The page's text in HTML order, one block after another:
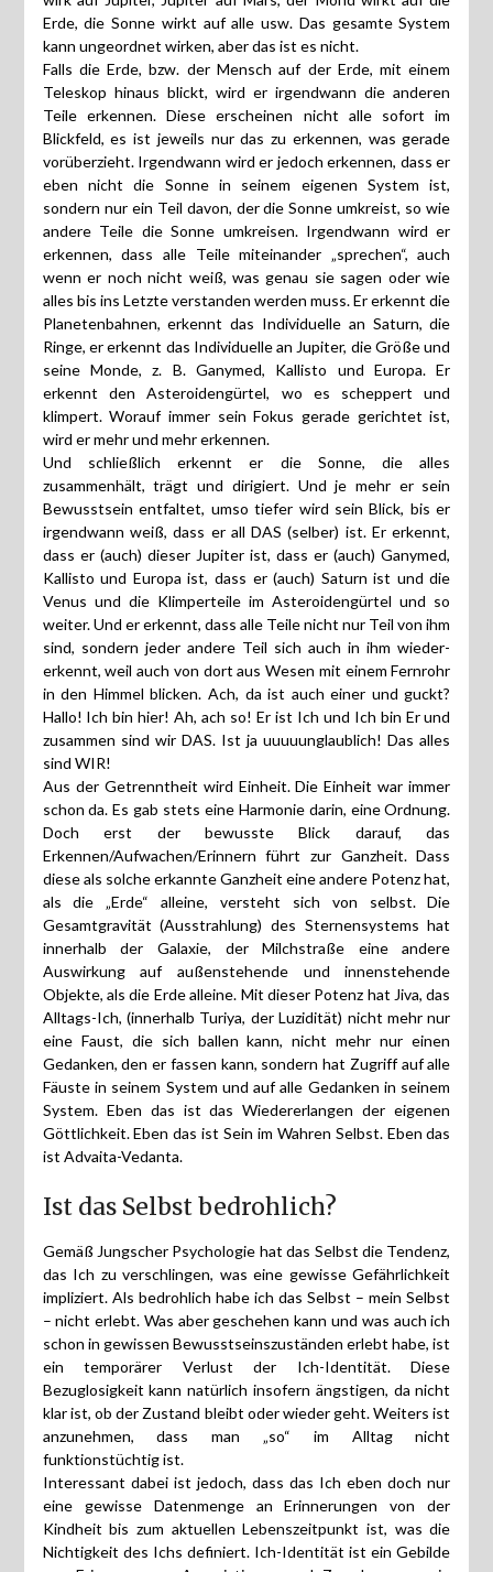
Erde, die Sonne wirkt auf alle usw. Das gesamte System
kann ungeordnet wirken, aber das ist es nicht.
Falls die Erde, bzw. der Mensch auf der Erde, mit einem
Teleskop hinaus blickt, wird er irgendwann die anderen
Teile erkennen. Diese erscheinen nicht alle sofort im
Blickfeld, es ist jeweils nur das zu erkennen, was gerade
vorüberzieht. Irgendwann wird er jedoch erkennen, dass er
eben nicht die Sonne in seinem eigenen System ist,
sondern nur ein Teil davon, der die Sonne umkreist, so wie
andere Teile die Sonne umkreisen. Irgendwann wird er
erkennen, dass alle Teile miteinander „sprechen“, auch
wenn er noch nicht weiß, was genau sie sagen oder wie
alles bis ins Letzte verstanden werden muss. Er erkennt die
Planetenbahnen, erkennt das Individuelle an Saturn, die
Ringe, er erkennt das Individuelle an Jupiter, die Größe und
seine Monde, z. B. Ganymed, Kallisto und Europa. Er
erkennt den Asteroidengürtel, wo es scheppert und
klimpert. Worauf immer sein Fokus gerade gerichtet ist,
wird er mehr und mehr erkennen.
Und schließlich erkennt er die Sonne, die alles
zusammenhält, trägt und dirigiert. Und je mehr er sein
Bewusstsein entfaltet, umso tiefer wird sein Blick, bis er
irgendwann weiß, dass er all DAS (selber) ist. Er erkennt,
dass er (auch) dieser Jupiter ist, dass er (auch) Ganymed,
Kallisto und Europa ist, dass er (auch) Saturn ist und die
Venus und die Klimperteile im Asteroidengürtel und so
weiter. Und er erkennt, dass alle Teile nicht nur Teil von ihm
sind, sondern jeder andere Teil sich auch in ihm wieder-
erkennt, weil auch von dort aus Wesen mit einem Fernrohr
in den Himmel blicken. Ach, da ist auch einer und guckt?
Hallo! Ich bin hier! Ah, ach so! Er ist Ich und Ich bin Er und
zusammen sind wir DAS. Ist ja uuuuunglaublich! Das alles
sind WIR!
Aus der Getrenntheit wird Einheit. Die Einheit war immer
schon da. Es gab stets eine Harmonie darin, eine Ordnung.
Doch erst der bewusste Blick darauf, das
Erkennen/Aufwachen/Erinnern führt zur Ganzheit. Dass
diese als solche erkannte Ganzheit eine andere Potenz hat,
als die „Erde“ alleine, versteht sich von selbst. Die
Gesamtgravität (Ausstrahlung) des Sternensystems hat
innerhalb der Galaxie, der Milchstraße eine andere
Auswirkung auf außenstehende und innenstehende
Objekte, als die Erde alleine. Mit dieser Potenz hat Jiva, das
Alltags-Ich, (innerhalb Turiya, der Luzidität) nicht mehr nur
eine Faust, die sich ballen kann, nicht mehr nur einen
Gedanken, den er fassen kann, sondern hat Zugriff auf alle
Fäuste in seinem System und auf alle Gedanken in seinem
System. Eben das ist das Wiedererlangen der eigenen
Göttlichkeit. Eben das ist Sein im Wahren Selbst. Eben das
ist Advaita-Vedanta.
Ist das Selbst bedrohlich?
Gemäß Jungscher Psychologie hat das Selbst die Tendenz,
das Ich zu verschlingen, was eine gewisse Gefährlichkeit
impliziert. Als bedrohlich habe ich das Selbst – mein Selbst
– nicht erlebt. Was aber geschehen kann und was auch ich
schon in gewissen Bewusstseinszuständen erlebt habe, ist
ein temporärer Verlust der Ich-Identität. Diese
Bezuglosigkeit kann natürlich insofern ängstigen, da nicht
klar ist, ob der Zustand bleibt oder wieder geht. Weiters ist
anzunehmen, dass man „so“ im Alltag nicht
funktionstüchtig ist.
Interessant dabei ist jedoch, dass das Ich eben doch nur
eine gewisse Datenmenge an Erinnerungen von der
Kindheit bis zum aktuellen Lebenszeitpunkt ist, was die
Nichtigkeit des Ichs definiert. Ich-Identität ist ein Gebilde